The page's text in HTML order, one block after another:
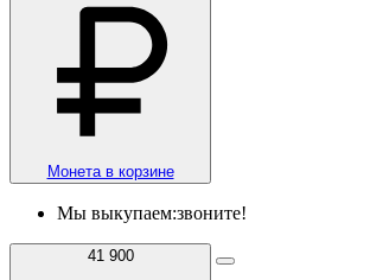
Монета в корзине
Мы выкупаем:звоните!
41 900